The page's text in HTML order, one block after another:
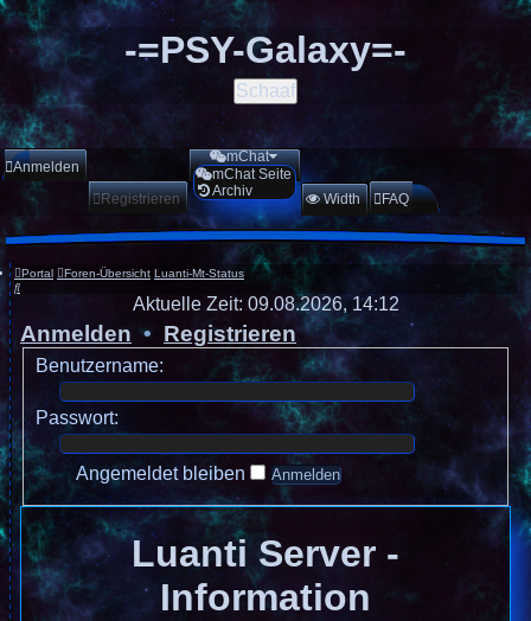
-=PSY-Galaxy=-
Schaaf
Anmelden
Registrieren
mChat
mChat Seite
Archiv
Width FAQ
Portal Foren-Übersicht Luanti-Mt-Status
Suche
Aktuelle Zeit: 09.08.2026, 14:12
Anmelden • Registrieren
Benutzername:
Passwort:
Angemeldet bleiben
Luanti Server -
Information